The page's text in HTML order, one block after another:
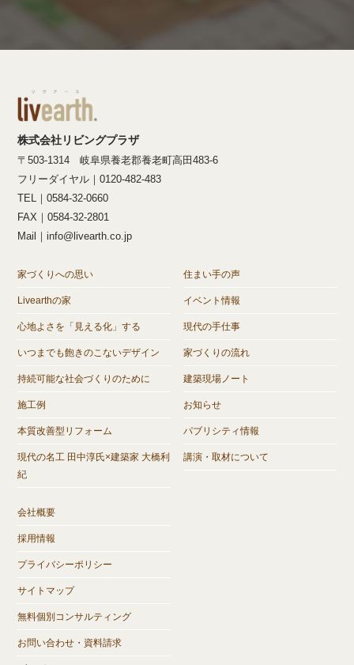
株式会社リビングプラザ
〒503-1314 岐阜県養老郡養老町高田483-6
フリーダイヤル｜0120-482-483
TEL｜0584-32-0660
FAX｜0584-32-2801
Mail｜info@livearth.co.jp
家づくりへの思い
Livearthの家
心地よさを「見える化」する
いつまでも飽きのこないデザイン
持続可能な社会づくりのために
施工例
本質改善型リフォーム
現代の名工 田中淳氏×建築家 大橋利
紀
住まい手の声
イベント情報
現代の手仕事
家づくりの流れ
建築現場ノート
お知らせ
パブリシティ情報
講演・取材について
会社概要
採用情報
プライバシーポリシー
サイトマップ
無料個別コンサルティング
お問い合わせ・資料請求